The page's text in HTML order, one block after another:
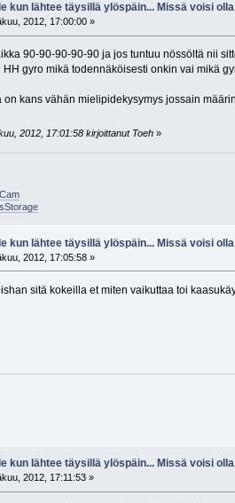
kun lähtee täysillä ylöspäin... Missä voisi
2012, 17:00:00 »
90-90-90-90-90 ja jos tuntuu nössöltä nii
gyro mikä todennäköisesti onkin vai mikä
on kans vähän mielipidekysymys jossain
2012, 17:01:58 kirjoittanut Toeh»
kun lähtee täysillä ylöspäin... Missä voisi
2012, 17:05:58 »
sitä kokeilla et miten vaikuttaa toi
kun lähtee täysillä ylöspäin... Missä voisi
2012, 17:11:53 »